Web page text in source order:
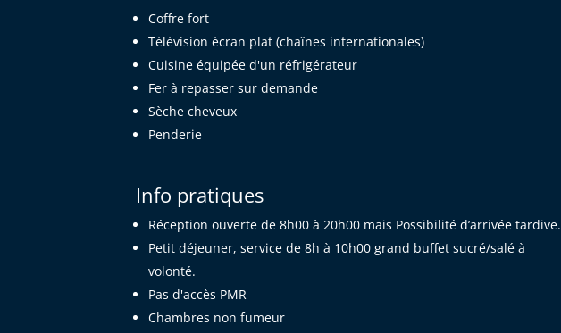
Coffre fort
Télévision écran plat (chaînes internationales)
Cuisine équipée d'un réfrigérateur
Fer à repasser sur demande
Sèche cheveux
Penderie
Info pratiques
Réception ouverte de 8h00 à 20h00 mais Possibilité d’arrivée tardive.
Petit déjeuner, service de 8h à 10h00 grand buffet sucré/salé à
volonté.
Pas d'accès PMR
Chambres non fumeur